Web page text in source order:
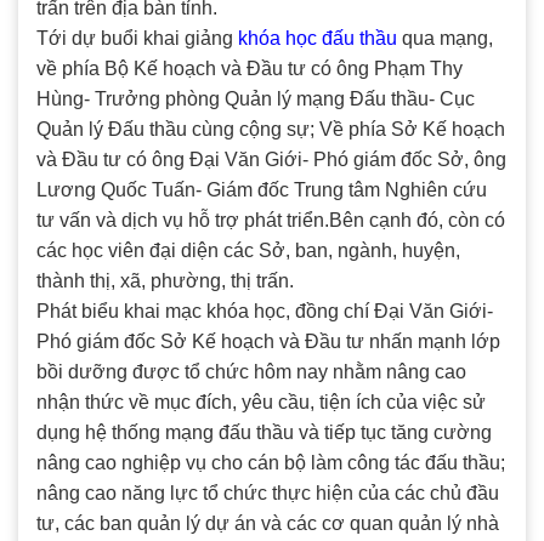
trấn trên địa bàn tỉnh.
Tới dự buổi khai giảng khóa học đấu thầu qua mạng,
về phía Bộ Kế hoạch và Đầu tư có ông Phạm Thy
Hùng- Trưởng phòng Quản lý mạng Đấu thầu- Cục
Quản lý Đấu thầu cùng cộng sự; Về phía Sở Kế hoạch
và Đầu tư có ông Đại Văn Giới- Phó giám đốc Sở, ông
Lương Quốc Tuấn- Giám đốc Trung tâm Nghiên cứu
tư vấn và dịch vụ hỗ trợ phát triển.Bên cạnh đó, còn có
các học viên đại diện các Sở, ban, ngành, huyện,
thành thị, xã, phường, thị trấn.
Phát biểu khai mạc khóa học, đồng chí Đại Văn Giới-
Phó giám đốc Sở Kế hoạch và Đầu tư nhấn mạnh lớp
bồi dưỡng được tổ chức hôm nay nhằm nâng cao
nhận thức về mục đích, yêu cầu, tiện ích của việc sử
dụng hệ thống mạng đấu thầu và tiếp tục tăng cường
nâng cao nghiệp vụ cho cán bộ làm công tác đấu thầu;
nâng cao năng lực tổ chức thực hiện của các chủ đầu
tư, các ban quản lý dự án và các cơ quan quản lý nhà